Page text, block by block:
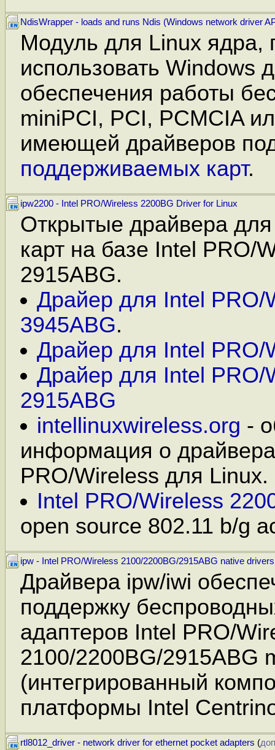
NdisWrapper - loads and runs Ndis (Windows network driver
Модуль для Linux ядра,
использовать Windows
обеспечения работы
miniPCI, PCI, PCMCIA
имеющей драйверов
поддерживаемых карт.
ipw2200 - Intel PRO/Wireless 2200BG Driver for Linux
Открытые драйвера
карт на базе Intel PRO/
2915ABG.
Драйер для Intel PRO/
3945ABG.
Драйер для Intel PRO/
Драйер для Intel PRO/
2915ABG
intellinuxwireless.org -
информация о
PRO/Wireless для Linux.
Intel PRO/Wireless
open source 802.11 b/g
ipw - Intel PRO/Wireless 2100/2200BG/2915ABG native
Драйвера ipw/iwi
поддержку
адаптеров Intel PRO/
2100/2200BG/2915ABG
(интегрированный
платформы Intel
rtl8012_driver - network driver for ethernet pocket adapters (